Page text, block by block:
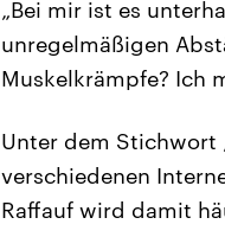
„Bei mir ist es
unregelmäßigen
Muskelkrämpfe? Ich
Unter dem Stichwort
verschiedenen
Raffauf wird damit